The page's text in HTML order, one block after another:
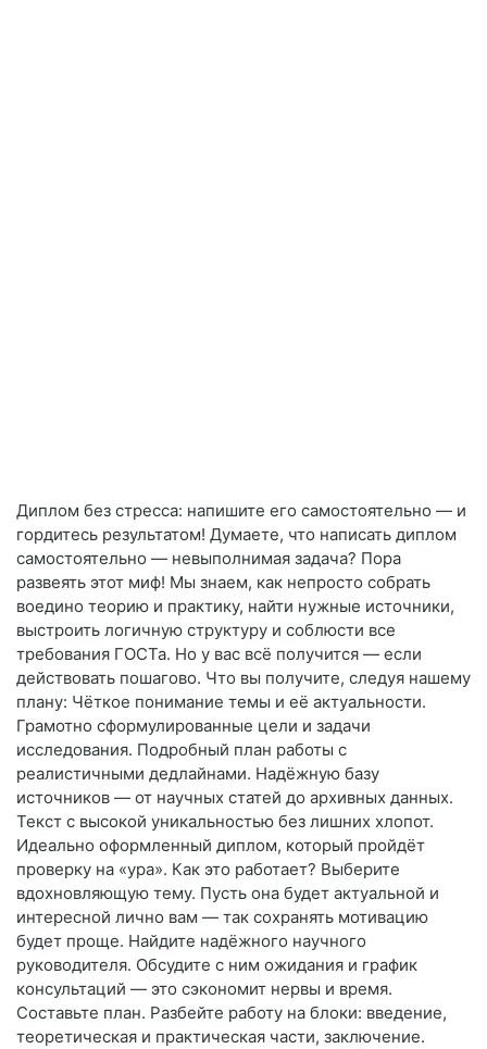
Диплом без стресса: напишите его самостоятельно — и
гордитесь результатом! Думаете, что написать диплом
самостоятельно — невыполнимая задача? Пора
развеять этот миф! Мы знаем, как непросто собрать
воедино теорию и практику, найти нужные источники,
выстроить логичную структуру и соблюсти все
требования ГОСТа. Но у вас всё получится — если
действовать пошагово. Что вы получите, следуя нашему
плану: Чёткое понимание темы и её актуальности.
Грамотно сформулированные цели и задачи
исследования. Подробный план работы с
реалистичными дедлайнами. Надёжную базу
источников — от научных статей до архивных данных.
Текст с высокой уникальностью без лишних хлопот.
Идеально оформленный диплом, который пройдёт
проверку на «ура». Как это работает? Выберите
вдохновляющую тему. Пусть она будет актуальной и
интересной лично вам — так сохранять мотивацию
будет проще. Найдите надёжного научного
руководителя. Обсудите с ним ожидания и график
консультаций — это сэкономит нервы и время.
Составьте план. Разбейте работу на блоки: введение,
теоретическая и практическая части, заключение.